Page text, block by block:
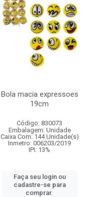
Bola macia expressoes
19cm
Código: 830073
Embalagem: Unidade
Caixa Com: 144 Unidade(s)
Inmetro: 006203/2019
IPI: 13%
Faça seu login ou
cadastre-se para
comprar.